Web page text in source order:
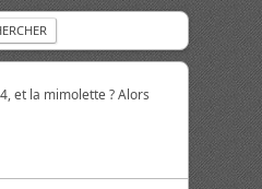
et la mimolette ? Alors